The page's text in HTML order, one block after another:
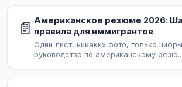
📄 Американское резюме 2026:
правила для иммигрантов
Один лист, никаких фото, только
руководство по американскому резю...